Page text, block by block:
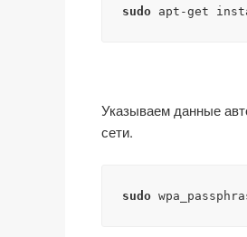
sudo apt-get
Указываем данные
сети.
sudo